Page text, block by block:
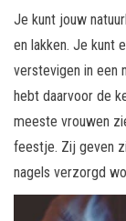
Je kunt jouw
en lakken. Je kunt
verstevigen in een
hebt daarvoor de
meeste vrouwen
feestje. Zij geven
nagels verzorgd